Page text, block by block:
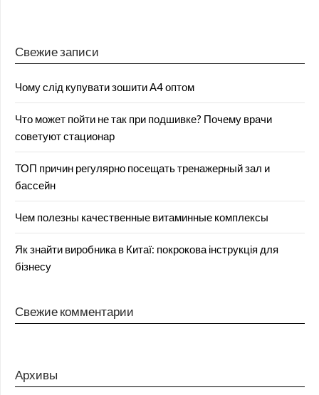
Свежие записи
Чому слід купувати зошити А4 оптом
Что может пойти не так при подшивке? Почему врачи
советуют стационар
ТОП причин регулярно посещать тренажерный зал и
бассейн
Чем полезны качественные витаминные комплексы
Як знайти виробника в Китаї: покрокова інструкція для
бізнесу
Свежие комментарии
Архивы